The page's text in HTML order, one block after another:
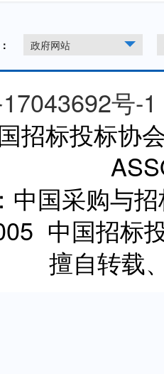
政府网站
号-1
招标投标协
中国采购与
中国招标
擅自转载